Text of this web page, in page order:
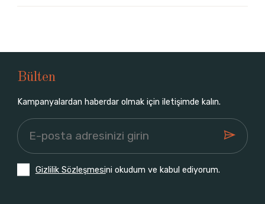
Bülten
Kampanyalardan haberdar olmak için iletişimde kalın.
Gizlilik Sözleşmesini okudum ve kabul ediyorum.